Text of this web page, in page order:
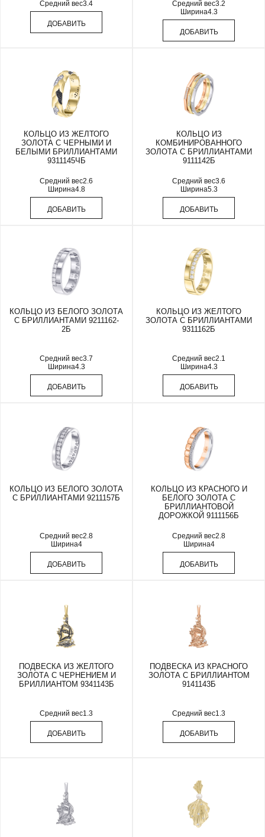
Средний вес3.4
ДОБАВИТЬ
Средний вес3.2
Ширина4.3
ДОБАВИТЬ
КОЛЬЦО ИЗ ЖЕЛТОГО
ЗОЛОТА С ЧЕРНЫМИ И
БЕЛЫМИ БРИЛЛИАНТАМИ
9311145ЧБ
Средний вес2.6
Ширина4.8
ДОБАВИТЬ
КОЛЬЦО ИЗ
КОМБИНИРОВАННОГО
ЗОЛОТА С БРИЛЛИАНТАМИ
9111142Б
Средний вес3.6
Ширина5.3
ДОБАВИТЬ
КОЛЬЦО ИЗ БЕЛОГО ЗОЛОТА
С БРИЛЛИАНТАМИ 9211162-
2Б
Средний вес3.7
Ширина4.3
ДОБАВИТЬ
КОЛЬЦО ИЗ ЖЕЛТОГО
ЗОЛОТА С БРИЛЛИАНТАМИ
9311162Б
Средний вес2.1
Ширина4.3
ДОБАВИТЬ
КОЛЬЦО ИЗ БЕЛОГО ЗОЛОТА
С БРИЛЛИАНТАМИ 9211157Б
Средний вес2.8
Ширина4
ДОБАВИТЬ
КОЛЬЦО ИЗ КРАСНОГО И
БЕЛОГО ЗОЛОТА С
БРИЛЛИАНТОВОЙ
ДОРОЖКОЙ 9111156Б
Средний вес2.8
Ширина4
ДОБАВИТЬ
ПОДВЕСКА ИЗ ЖЕЛТОГО
ЗОЛОТА С ЧЕРНЕНИЕМ И
БРИЛЛИАНТОМ 9341143Б
Средний вес1.3
ДОБАВИТЬ
ПОДВЕСКА ИЗ КРАСНОГО
ЗОЛОТА С БРИЛЛИАНТОМ
9141143Б
Средний вес1.3
ДОБАВИТЬ